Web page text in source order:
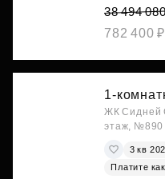
38 494
782 400
1-
ЖК Сидней
этаж, №890
3 кв
Платите